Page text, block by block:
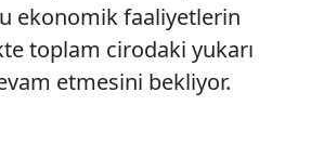
ekonomik faaliyetlerin
toplam cirodaki yukarı
etmesini bekliyor.